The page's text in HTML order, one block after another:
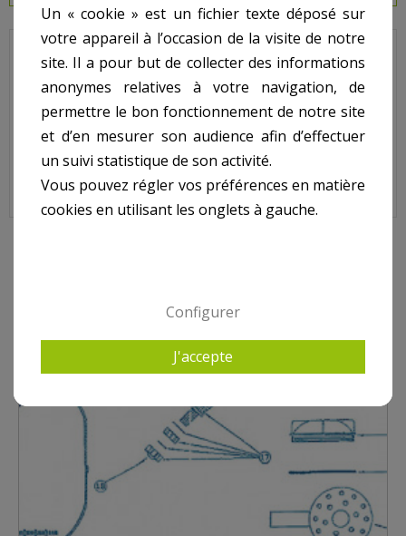
Lacron - Pour Filtre Lacron LSR - N° N.R. - Collecteur sans
Crépine modèle LSR30
Code : 1369
Sur image , N° N.R.
Un « cookie » est un fichier texte déposé sur
votre appareil à l’occasion de la visite de notre
site. Il a pour but de collecter des informations
anonymes relatives à votre navigation, de
permettre le bon fonctionnement de notre site
et d’en mesurer son audience afin d’effectuer
un suivi statistique de son activité.
Vous pouvez régler vos préférences en matière
cookies en utilisant les onglets à gauche.
Configurer
J'accepte